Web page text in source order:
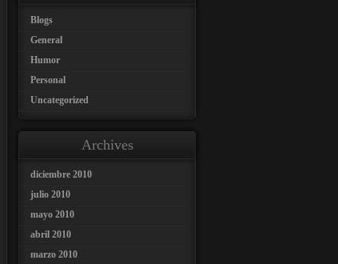
Blogs
General
Humor
Personal
Uncategorized
Archives
diciembre 2010
julio 2010
mayo 2010
abril 2010
marzo 2010